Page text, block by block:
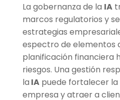
La gobernanza de la IA
marcos regulatorios y
estrategias
espectro de elementos
planificación financiera
riesgos. Una gestión
la IApuede fortalecer la
empresa y atraer a